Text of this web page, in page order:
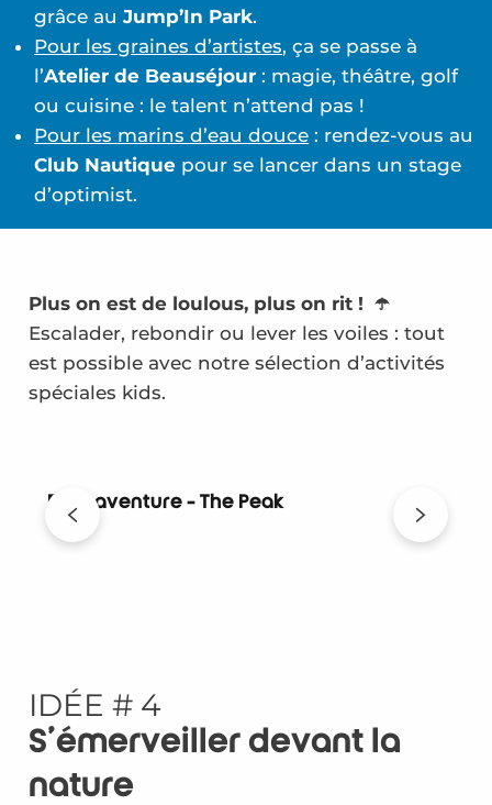
grâce auJump’In Park.
Pour les graines d’artistes, ça se passe à
l’Atelier de Beauséjour : magie, théâtre, golf
ou cuisine : le talent n’attend pas !
Pour les marins d’eau douce : rendez-vous au
Club Nautique pour se lancer dans un stage
d’optimist.
Plus on est de loulous, plus on rit ! ☂️
Escalader, rebondir ou lever les voiles : tout
est possible avec notre sélection d’activités
spéciales kids.
Parc aventure - The Peak
IDÉE # 4
S’émerveiller devant la
nature